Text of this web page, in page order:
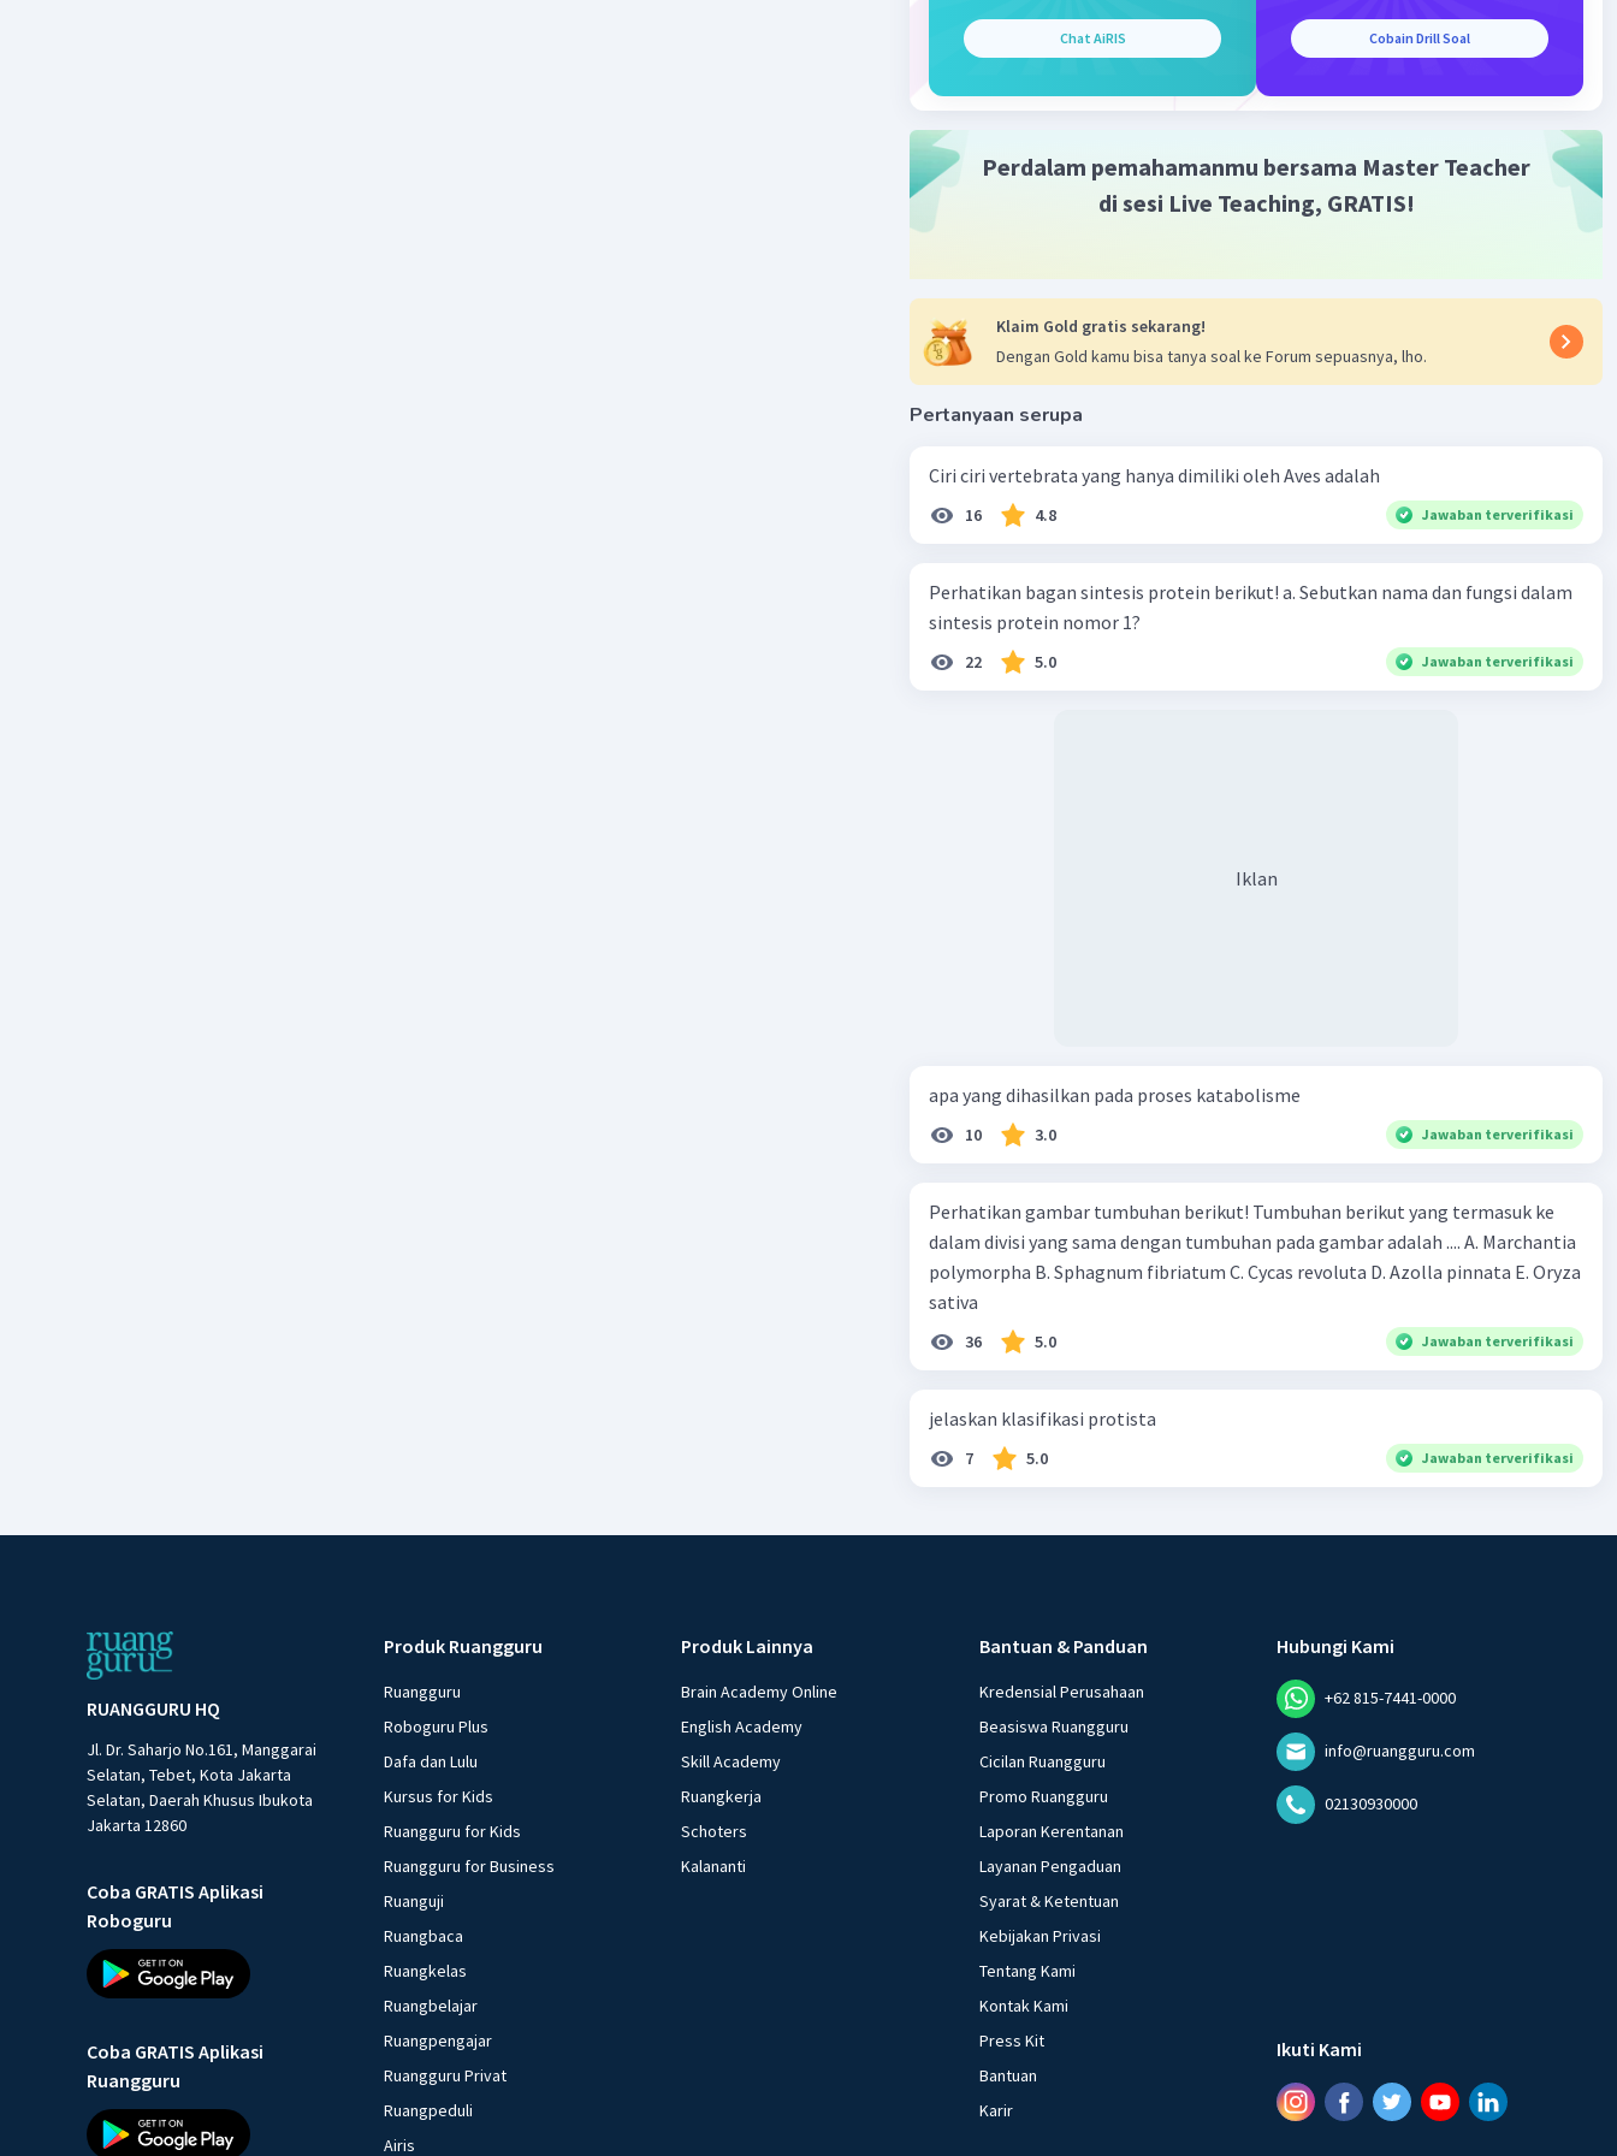
lingkungan, dan dinamika hubungan antarorganisme juga berperan
dalam membentuk keanekaragaman ekosistem. Faktor manusia,
seperti aktivitas pertanian dan pembangunan, juga dapat
Beri Rating · 0.0(0) Balas
Chat AiRIS Cobain Drill Soal
Perdalam pemahamanmu bersama Master Teacher
di sesi Live Teaching, GRATIS!
Klaim Gold gratis sekarang!
Dengan Gold kamu bisa tanya soal ke Forum sepuasnya, lho.
Pertanyaan serupa
Ciri ciri vertebrata yang hanya dimiliki oleh Aves adalah
16 4.8 Jawaban terverifikasi
Perhatikan bagan sintesis protein berikut! a. Sebutkan nama dan fungsi dalam
sintesis protein nomor 1?
22 5.0 Jawaban terverifikasi
Iklan
apa yang dihasilkan pada proses katabolisme
10 3.0 Jawaban terverifikasi
Perhatikan gambar tumbuhan berikut! Tumbuhan berikut yang termasuk ke
dalam divisi yang sama dengan tumbuhan pada gambar adalah .... A. Marchantia
polymorpha B. Sphagnum fibriatum C. Cycas revoluta D. Azolla pinnata E. Oryza
sativa
36 5.0 Jawaban terverifikasi
jelaskan klasifikasi protista
7 5.0 Jawaban terverifikasi
RUANGGURU HQ
Jl. Dr. Saharjo No.161, Manggarai
Selatan, Tebet, Kota Jakarta
Selatan, Daerah Khusus Ibukota
Jakarta 12860
Coba GRATIS Aplikasi
Roboguru
Coba GRATIS Aplikasi
Ruangguru
Produk Ruangguru
Ruangguru
Roboguru Plus
Dafa dan Lulu
Kursus for Kids
Ruangguru for Kids
Ruangguru for Business
Ruanguji
Ruangbaca
Ruangkelas
Ruangbelajar
Ruangpengajar
Ruangguru Privat
Ruangpeduli
Airis
Produk Lainnya
Brain Academy Online
English Academy
Skill Academy
Ruangkerja
Schoters
Kalananti
Bantuan & Panduan
Kredensial Perusahaan
Beasiswa Ruangguru
Cicilan Ruangguru
Promo Ruangguru
Laporan Kerentanan
Layanan Pengaduan
Syarat & Ketentuan
Kebijakan Privasi
Tentang Kami
Kontak Kami
Press Kit
Bantuan
Karir
Hubungi Kami
+62 815-7441-0000
info@ruangguru.com
02130930000
Ikuti Kami